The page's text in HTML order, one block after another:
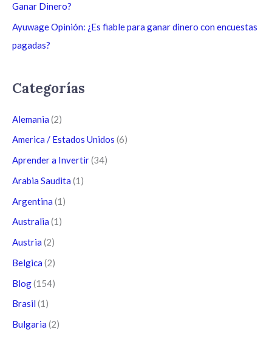
Ganar Dinero?
Ayuwage Opinión: ¿Es fiable para ganar dinero con encuestas
pagadas?
Categorías
Alemania (2)
America / Estados Unidos (6)
Aprender a Invertir(34)
Arabia Saudita (1)
Argentina (1)
Australia (1)
Austria (2)
Belgica (2)
Blog(154)
Brasil (1)
Bulgaria (2)